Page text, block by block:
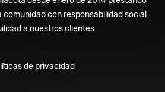
comunidad con responsabilidad social
a nuestros clientes
de privacidad